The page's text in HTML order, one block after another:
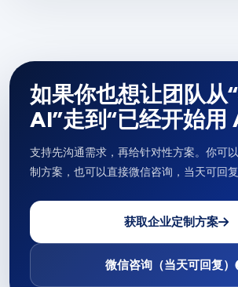
如果你也想让团队从
AI”走到“已经开始用
支持先沟通需求，再给针对性方案。你可
制方案，也可以直接微信咨询，当天可回复
获取企业定制方案
微信咨询（当天可回复）